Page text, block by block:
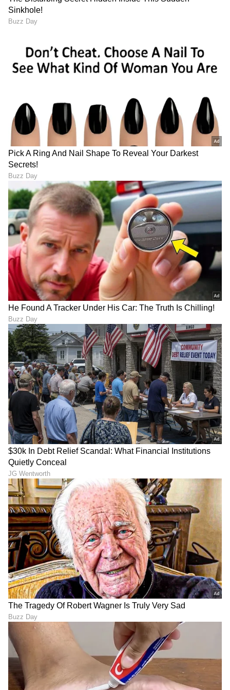
LATEST VIDEOS
ABOUT THE AUTHOR
SH
Sushma Hegde
ಸುವರ್ಣ ನ್ಯೂಸ್ ಸುದ್ದಿ ಮಾಧ್ಯಮದ ಡಿಜಿಟಲ್ ವಿಭಾಗದಲ್ಲಿ ಕಳೆದ
ಮೂರು ವರ್ಷಗಳಿಂದ ಕೆಲಸ ಮಾಡುತ್ತಿದ್ದೇನೆ. ದೃಶ್ಯ ಮಾಧ್ಯಮ,
ಡಿಜಿಟಲ್‌ ಮಾಧ್ಯಮದಲ್ಲಿ 5 ವರ್ಷ ಕೆಲಸ ಮಾಡಿದ ಅನುಭವವಿದೆ.
SDM ಉಜಿರೆಯಲ್ಲಿ ಪತ್ರಿಕೋದ್ಯಮದ ಸ್ನಾತಕೋತ್ತರ ಪದವಿ.
ಸುದ್ದಿಲೋಕದಲ್ಲಿ ರಾಜಕೀಯ, ದೇಶ, ಜ್ಯೋತಿಷ್ಯ, ಜೀವನಶೈಲಿ,
ವಾಣಿಜ್ಯ, ಕ್ರೈಂ ಸುದ್ದಿಗಳಲ್ಲಿ ಆಸಕ್ತಿ.
ರಾಶಿ ಜ್ಯೋತಿಷ್ಯ
DOWNLOAD APP
RECOMMENDED STORIES